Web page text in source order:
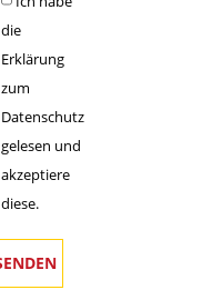
die
Erklärung
zum
Datenschutz
gelesen und
akzeptiere
diese.